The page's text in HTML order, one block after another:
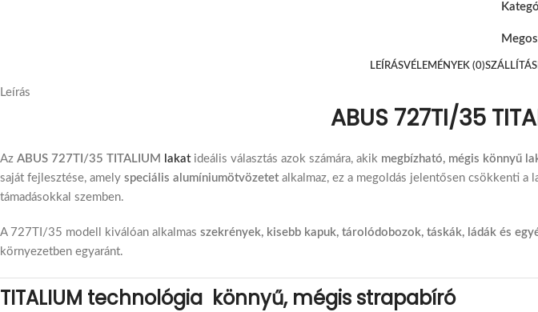
LEÍRÁSVÉLEMÉNYEK (0)
Leírás
ABUS 727TI/35
Az ABUS 727TI/35 TITALIUM lakatideális választás azok számára, akik megbízható, mégis könnyű
saját fejlesztése, amely speciális alumíniumötvözetetalkalmaz, ez a megoldás jelentősen csökkenti a
támadásokkal szemben.
A 727TI/35 modell kiválóan alkalmas szekrények, kisebb kapuk, tárolódobozok, táskák, ládák és
környezetben egyaránt.
TITALIUM technológia könnyű, mégis strapabíró